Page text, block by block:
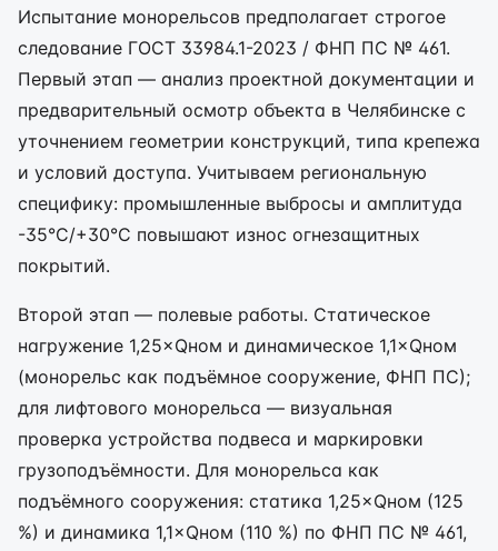
Испытание монорельсов предполагает строгое
следование ГОСТ 33984.1-2023 / ФНП ПС № 461.
Первый этап — анализ проектной документации и
предварительный осмотр объекта в Челябинске с
уточнением геометрии конструкций, типа крепежа
и условий доступа. Учитываем региональную
специфику: промышленные выбросы и амплитуда
-35°C/+30°C повышают износ огнезащитных
покрытий.
Второй этап — полевые работы. Статическое
нагружение 1,25×Qном и динамическое 1,1×Qном
(монорельс как подъёмное сооружение, ФНП ПС);
для лифтового монорельса — визуальная
проверка устройства подвеса и маркировки
грузоподъёмности. Для монорельса как
подъёмного сооружения: статика 1,25×Qном (125
%) и динамика 1,1×Qном (110 %) по ФНП ПС № 461,